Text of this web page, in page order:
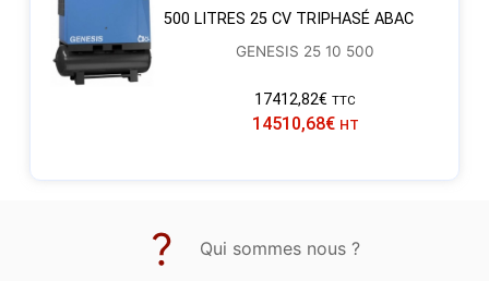
500 LITRES 25 CV TRIPHASÉ ABAC
GENESIS 25 10 500
17412,82€ TTC
14510,68€ HT
Qui sommes nous ?